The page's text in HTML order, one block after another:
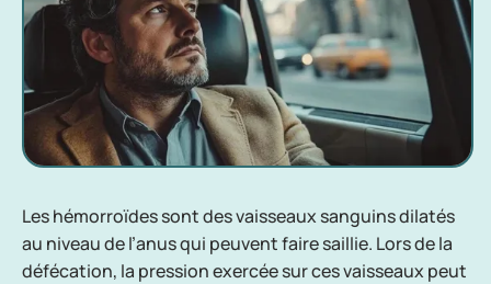
Les hémorroïdes sont des vaisseaux sanguins dilatés
au niveau de l’anus qui peuvent faire saillie. Lors de la
défécation, la pression exercée sur ces vaisseaux peut